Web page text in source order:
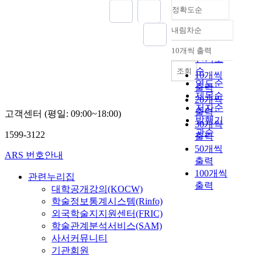
정확도순
정확도
순
인기도
순
연도순
제목순
저자순
발행기
관순
내림차순
내림차순
10개씩 출력
10개씩
출력
20개씩
출력
30개씩
출력
50개씩
출력
100개씩
출력
조회
고객센터 (평일: 09:00~18:00)
1599-3122
ARS 번호안내
관련누리집
대학공개강의(KOCW)
학술정보통계시스템(Rinfo)
외국학술지지원센터(FRIC)
학술관계분석서비스(SAM)
사서커뮤니티
기관회원